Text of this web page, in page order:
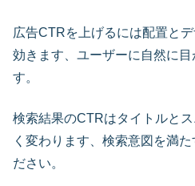
広告CTRを上げるには配置と
効きます、ユーザーに自然に
す。
検索結果のCTRはタイトルと
く変わります、検索意図を満
ださい。